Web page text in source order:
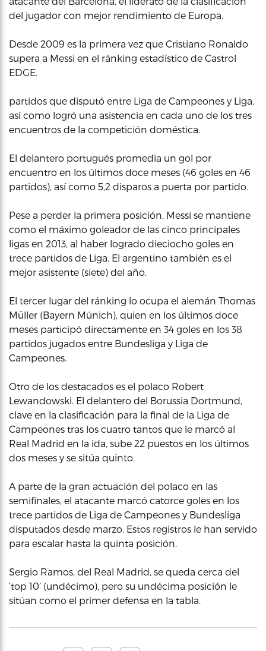
del jugador con mejor rendimiento de Europa.
Desde 2009 es la primera vez que Cristiano Ronaldo
supera a Messi en el ránking estadístico de Castrol
EDGE.
partidos que disputó entre Liga de Campeones y Liga,
así como logró una asistencia en cada uno de los tres
encuentros de la competición doméstica.
El delantero portugués promedia un gol por
encuentro en los últimos doce meses (46 goles en 46
partidos), así como 5,2 disparos a puerta por partido.
Pese a perder la primera posición, Messi se mantiene
como el máximo goleador de las cinco principales
ligas en 2013, al haber logrado dieciocho goles en
trece partidos de Liga. El argentino también es el
mejor asistente (siete) del año.
El tercer lugar del ránking lo ocupa el alemán Thomas
Müller (Bayern Múnich), quien en los últimos doce
meses participó directamente en 34 goles en los 38
partidos jugados entre Bundesliga y Liga de
Campeones.
Otro de los destacados es el polaco Robert
Lewandowski. El delantero del Borussia Dortmund,
clave en la clasificación para la final de la Liga de
Campeones tras los cuatro tantos que le marcó al
Real Madrid en la ida, sube 22 puestos en los últimos
dos meses y se sitúa quinto.
A parte de la gran actuación del polaco en las
semifinales, el atacante marcó catorce goles en los
trece partidos de Liga de Campeones y Bundesliga
disputados desde marzo. Estos registros le han servido
para escalar hasta la quinta posición.
Sergio Ramos, del Real Madrid, se queda cerca del
‘top 10’ (undécimo), pero su undécima posición le
sitúan como el primer defensa en la tabla.